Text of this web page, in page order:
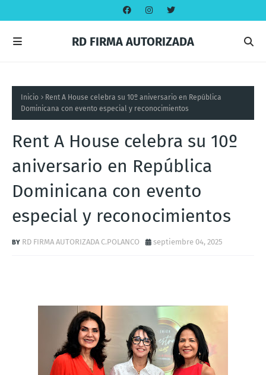
RD FIRMA AUTORIZADA
Inicio
Rent A House celebra su 10º aniversario en República
Dominicana con evento especial y reconocimientos
Rent A House celebra su 10º
aniversario en República
Dominicana con evento
especial y reconocimientos
RD FIRMA AUTORIZADA C.POLANCO septiembre 04, 2025